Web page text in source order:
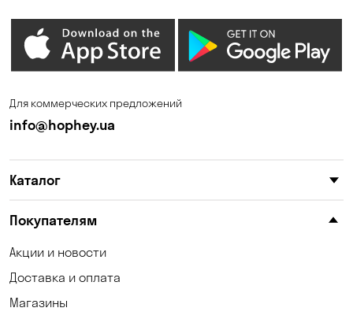
Зазимье Запорожье
Каменные Потоки
Клинцы
Корсунцы
Коцюбинское
Для коммерческих предложений
info@hophey.ua
Каталог
Покупателям
Акции и новости
Доставка и оплата
Магазины